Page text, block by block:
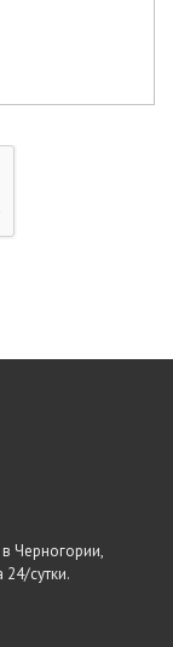
Черногории,
сутки.